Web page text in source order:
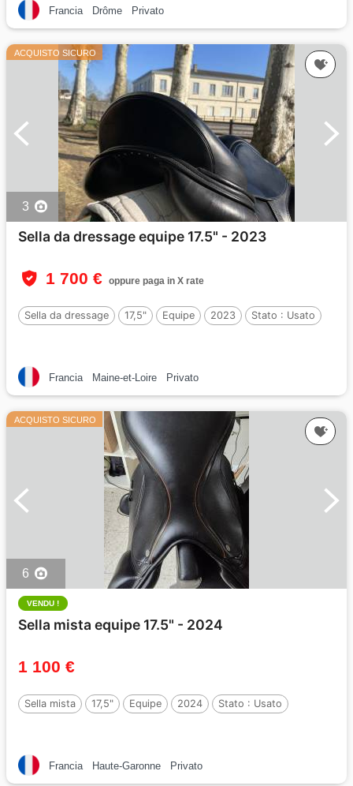
Francia Drôme Privato
ACQUISTO SICURO
3
Sella da dressage equipe 17.5" - 2023
1 700 € oppure paga in X rate
Sella da dressage 17,5" Equipe 2023 Stato : Usato
Francia Maine-et-Loire Privato
ACQUISTO SICURO
6
VENDU !
Sella mista equipe 17.5" - 2024
1 100 €
Sella mista 17,5" Equipe 2024 Stato : Usato
Francia Haute-Garonne Privato